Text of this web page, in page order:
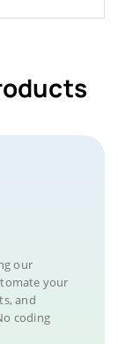
our
your
and
coding